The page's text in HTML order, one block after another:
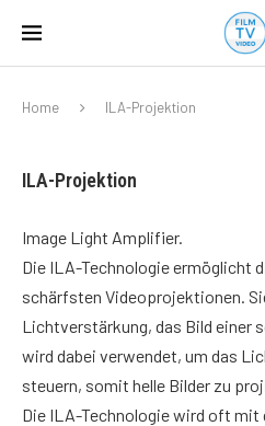
Home ILA-Projektion
ILA-Projektion
Image Light Amplifier.
Die ILA-Technologie ermöglicht
schärfsten Videoprojektionen.
Lichtverstärkung, das Bild einer
wird dabei verwendet, um das
steuern, somit helle Bilder zu
Die ILA-Technologie wird oft